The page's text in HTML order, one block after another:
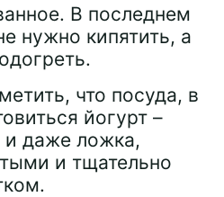
В последнем
нужно кипятить, а
что посуда, в
йогурт –
и даже ложка,
и тщательно